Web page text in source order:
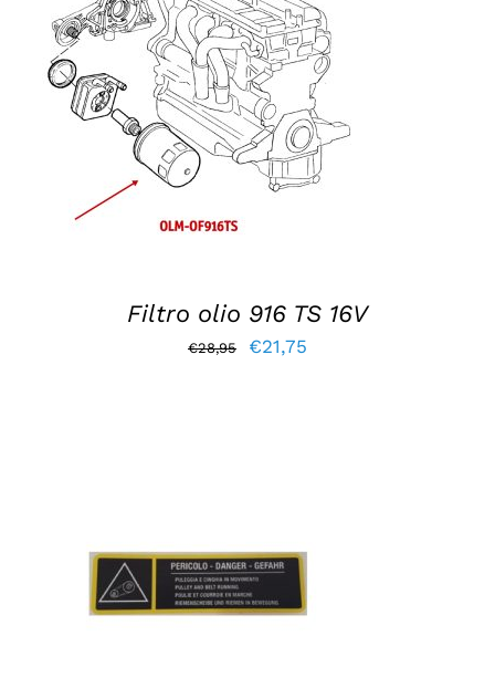
AGGIUNGI AL CARRELLO
DETTAGLI
Filtro olio 916 TS 16V
€28,95
Il
€21,75
AGGIUNGI AL CARRELLO
DETTAGLI